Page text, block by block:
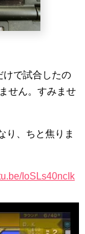
けで試合したの
せん。すみませ
り、ちと焦りま
IoSLs40ncIk